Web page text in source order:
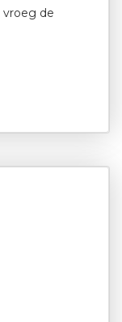
vroeg de